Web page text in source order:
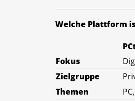
Welche Plattform
Fokus
Zielgruppe
Themen